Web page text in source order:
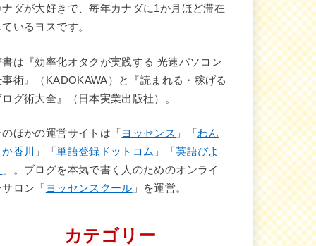
ナダが大好きで、毎年カナダに1か月ほど滞在
いるヨスです。
書は『効率化オタクが実践する 光速パソコン
事術』（KADOKAWA）と『読まれる・稼げる
ログ術大全』（日本実業出版社）。
のほかの運営サイトは「 ヨッセンス 」「 わん
香川
」「単語登録ドットコム 」「英語びよ
」。ブログを本気で書く人のためのオンライ
ロン「 ヨッセンスクール 」を運営。
カテゴリー